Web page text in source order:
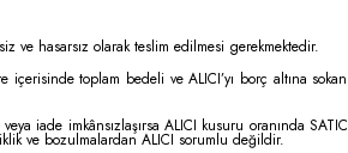
ve hasarsız olarak teslim edilmesi gerekmektedir.
toplam bedeli ve ALICI’yı borç altına
iade imkânsızlaşırsa ALICI kusuru oranında
ve bozulmalardan ALICI sorumlu değildir.